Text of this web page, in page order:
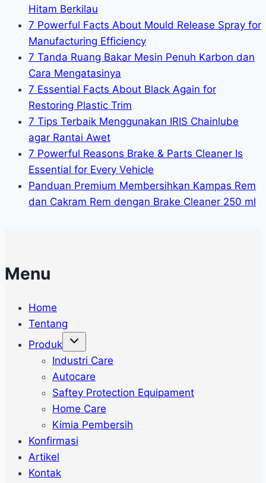
Hitam Berkilau
7 Powerful Facts About Mould Release Spray for
Manufacturing Efficiency
7 Tanda Ruang Bakar Mesin Penuh Karbon dan
Cara Mengatasinya
7 Essential Facts About Black Again for
Restoring Plastic Trim
7 Tips Terbaik Menggunakan IRIS Chainlube
agar Rantai Awet
7 Powerful Reasons Brake & Parts Cleaner Is
Essential for Every Vehicle
Panduan Premium Membersihkan Kampas Rem
dan Cakram Rem dengan Brake Cleaner 250 ml
Menu
Home
Tentang
Produk
Industri Care
Autocare
Saftey Protection Equipament
Home Care
Kimia Pembersih
Konfirmasi
Artikel
Kontak